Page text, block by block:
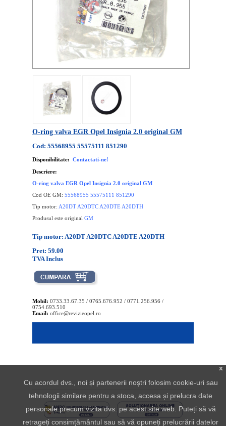
O-ring valva EGR Opel Insignia 2.0 original GM
Cod: 55568955 55575111 851290
Disponibilitate: Contactati-ne!
Descriere:
O-ring valva EGR Opel Insignia 2.0 original GM
Cod OE GM: 55568955 55575111 851290
Tip motor: A20DT A20DTC A20DTE A20DTH
Produsul este original GM
Tip motor: A20DT A20DTC A20DTE A20DTH
Pret: 59.00
TVA Inclus
Mobil: 0733.33.67.35 / 0765.676.952 / 0771.256.956 /
0754.693.510
Email: office@revizieopel.ro
x
Cu acordul dvs., noi și partenerii noștri folosim cookie-uri sau
tehnologii similare pentru a stoca, accesa și prelucra date
personale precum vizita dvs. pe acest site web. Puteți să vă
retrageți consimțământul sau să vă opuneți prelucrării datelor